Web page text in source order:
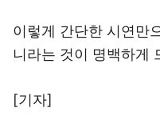
이렇게 간단한 시연만
니라는 것이 명백하게
[기자]